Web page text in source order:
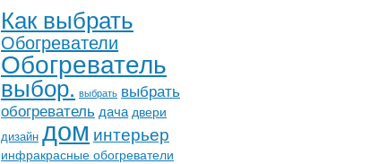
Как выбрать
Обогреватели
Обогреватель
выбор. выбрать выбрать
обогреватель дача двери
дизайн доминтерьер
инфракрасные обогреватели